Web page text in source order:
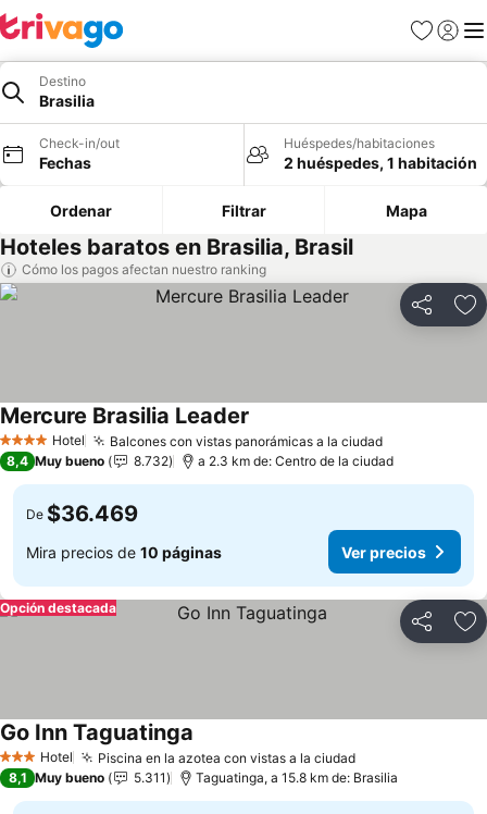
Favoritos
Iniciar
Destino
Brasilia
Check-in/out
Fechas
Huéspedes/habitaciones
2 huéspedes, 1 habitación
Ordenar Filtrar Mapa
Hoteles baratos en Brasilia, Brasil
Cómo los pagos afectan nuestro ranking
Compartir
4 EstrellasHotel Balcones con vistas panorámicas a la ciudad
Mercure Brasilia Leader
8,4 Muy bueno 8.732 a 2.3 km de: Centro de la ciudad
De $36.469
Mira precios de 10 páginas Ver precios
Compartir
Opción destacada
3 Estrellas
Hotel Piscina en la azotea con vistas a la ciudad
Go Inn Taguatinga
8,1 Muy bueno 5.311 Taguatinga, a 15.8 km de: Brasilia